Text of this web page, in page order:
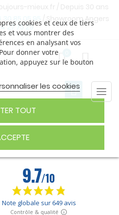
mieux.fr / Depuis 30 ans
30 85 05 95
/ Showroom Angers
27 75 29
cookies et ceux de tiers
et vous montrer des
en analysant vos
donner votre
appuyez sur le bouton
les cookies
TOUT
BRODER